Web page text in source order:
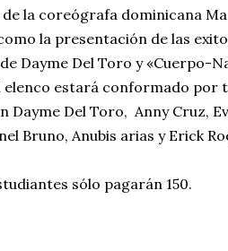
de la coreógrafa dominicana
la presentación de las
Dayme Del Toro y «Cuerpo-
elenco estará conformado por
Dayme Del Toro, Anny Cruz,
Bruno, Anubis arias y Erick
sólo pagarán 150.